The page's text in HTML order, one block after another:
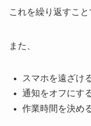
これを繰り返すこと
また、
スマホを遠ざけ
通知をオフにす
作業時間を決め